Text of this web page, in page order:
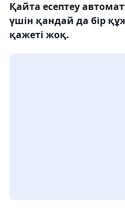
Қайта есептеу
үшін қандай да бір
қажеті жоқ.